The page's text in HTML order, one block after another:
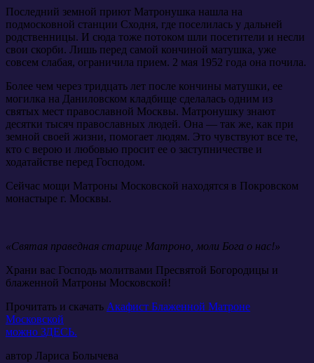
Последний земной приют Матронушка нашла на
подмосковной станции Сходня, где поселилась у дальней
родственницы. И сюда тоже потоком шли посетители и несли
свои скорби. Лишь перед самой кончиной матушка, уже
совсем слабая, ограничила прием. 2 мая 1952 года она почила.
Более чем через тридцать лет после кончины матушки, ее
могилка на Даниловском кладбище сделалась одним из
святых мест православной Москвы. Матронушку знают
десятки тысяч православных людей. Она — так же, как при
земной своей жизни, помогает людям. Это чувствуют все те,
кто с верою и любовью просит ее о заступничестве и
ходатайстве перед Господом.
Сейчас мощи Матроны Московской находятся в Покровском
монастыре г. Москвы.
«Святая праведная старице Матроно, моли Бога о нас!»
Храни вас Господь молитвами Пресвятой Богородицы и
блаженной Матроны Московской!
Прочитать и скачать Акафист Блаженной Матроне
Московской
можно ЗДЕСЬ.
автор Лариса Болычева